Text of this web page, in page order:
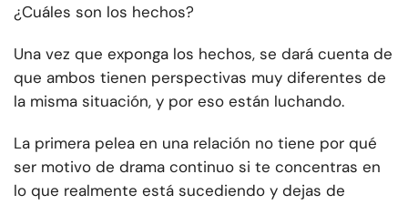
¿Cuáles son los hechos?
Una vez que exponga los hechos, se dará cuenta de
que ambos tienen perspectivas muy diferentes de
la misma situación, y por eso están luchando.
La primera pelea en una relación no tiene por qué
ser motivo de drama continuo si te concentras en
lo que realmente está sucediendo y dejas de